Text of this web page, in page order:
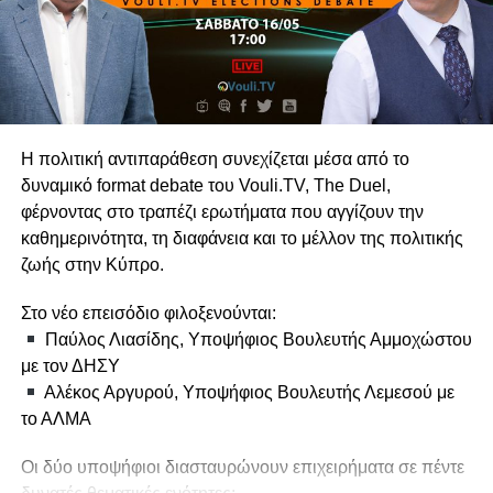
σύγκρουση, τοThe Duelδεν αφήνει χώρο για υπεκφυγές
— μόνο για καθαρές θέσεις.
Δείτε το επεισόδιο στο Vouli.TV και παρακολουθήστε
την πολιτική αντιπαράθεση όπως πραγματικά είναι:
Η πολιτική αντιπαράθεση συνεχίζεται μέσα από το
δυναμικό format debate του Vouli.TV, The Duel,
φέρνοντας στο τραπέζι ερωτήματα που αγγίζουν την
καθημερινότητα, τη διαφάνεια και το μέλλον της πολιτικής
ζωής στην Κύπρο.
Στο νέο επεισόδιο φιλοξενούνται:
Παύλος Λιασίδης, Υποψήφιος Βουλευτής Αμμοχώστου
με τον ΔΗΣΥ
Αλέκος Αργυρού, Υποψήφιος Βουλευτής Λεμεσού με
το ΑΛΜΑ
Οι δύο υποψήφιοι διασταυρώνουν επιχειρήματα σε πέντε